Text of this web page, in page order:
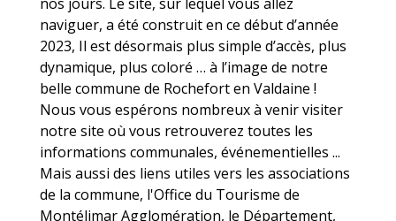
naviguer, a été construit en ce début d’année
2023, Il est désormais plus simple d’accès, plus
dynamique, plus coloré … à l’image de notre
belle commune de Rochefort en Valdaine !
Nous vous espérons nombreux à venir visiter
notre site où vous retrouverez toutes les
informations communales, événementielles ...
Mais aussi des liens utiles vers les associations
de la commune, l'Office du Tourisme de
Montélimar Agglomération, le Département,